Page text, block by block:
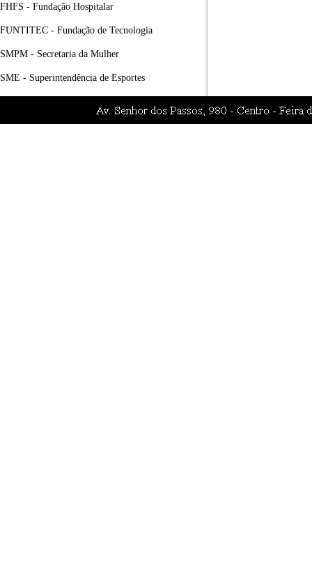
FHFS - Fundação Hospitalar
FUNTITEC - Fundação de Tecnologia
SMPM - Secretaria da Mulher
SME - Superintendência de Esportes